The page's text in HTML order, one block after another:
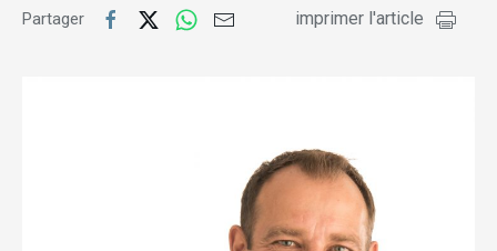
Partager imprimer l'article